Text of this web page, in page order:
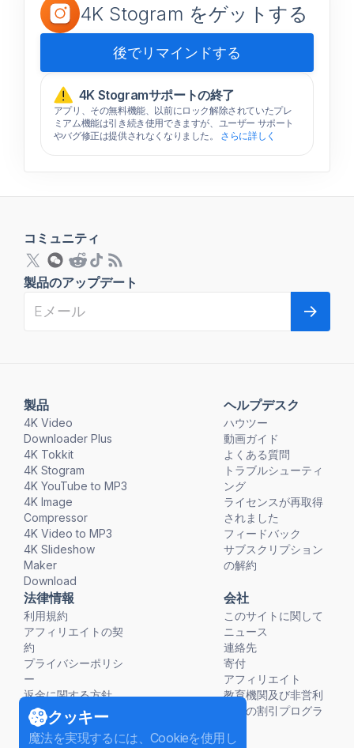
4K Stogram をゲットする
後でリマインドする
4K Stogramサポートの終了
アプリ、その無料機能、以前にロック解除されていたプレ
ミアム機能は引き続き使用できますが、ユーザー サポート
やバグ修正は提供されなくなりました。 さらに詳しく
製品
4K Video
Downloader Plus
4K Tokkit
4K Stogram
4K YouTube to MP3
4K Image
Compressor
4K Video to MP3
4K Slideshow
Maker
Download
ヘルプデスク
ハウツー
動画ガイド
よくある質問
トラブルシューティ
ング
ライセンスが再取得
されました
フィードバック
サブスクリプション
の解約
法律情報
利用規約
アフィリエイトの契
約
プライバシーポリシ
ー
返金に関する方針
会社
このサイトに関して
ニュース
連絡先
寄付
アフィリエイト
教育機関及び非営利
団体の割引プログラ
コミュニティ
製品のアップデート
クッキー
魔法を実現するには、Cookieを使用し